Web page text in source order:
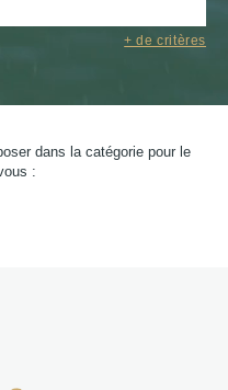
+ de critères
sélectionnées
dans la catégorie pour le
: